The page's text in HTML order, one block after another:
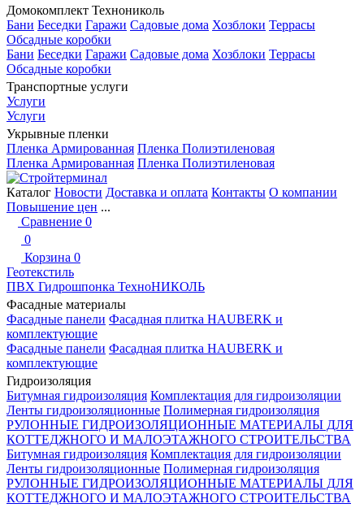
Домокомплект Технониколь
Бани Беседки Гаражи Садовые дома Хозблоки Террасы
Обсадные коробки
Бани Беседки Гаражи Садовые дома Хозблоки Террасы
Обсадные коробки
Транспортные услуги
Услуги
Услуги
Укрывные пленки
Пленка Армированная Пленка Полиэтиленовая
Пленка Армированная Пленка Полиэтиленовая
Каталог Новости Доставка и оплата Контакты О компании
Повышение цен ...
Сравнение 0
0
Корзина 0
Геотекстиль
ПВХ Гидрошпонка ТехноНИКОЛЬ
Фасадные материалы
Фасадные панели Фасадная плитка HAUBERK и
комплектующие
Фасадные панели Фасадная плитка HAUBERK и
комплектующие
Гидроизоляция
Битумная гидроизоляция Комплектация для гидроизоляции
Ленты гидроизоляционные Полимерная гидроизоляция
РУЛОННЫЕ ГИДРОИЗОЛЯЦИОННЫЕ МАТЕРИАЛЫ ДЛЯ
КОТТЕДЖНОГО И МАЛОЭТАЖНОГО СТРОИТЕЛЬСТВА
Битумная гидроизоляция Комплектация для гидроизоляции
Ленты гидроизоляционные Полимерная гидроизоляция
РУЛОННЫЕ ГИДРОИЗОЛЯЦИОННЫЕ МАТЕРИАЛЫ ДЛЯ
КОТТЕДЖНОГО И МАЛОЭТАЖНОГО СТРОИТЕЛЬСТВА